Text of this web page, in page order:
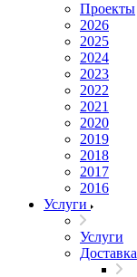
Проекты
2026
2025
2024
2023
2022
2021
2020
2019
2018
2017
2016
Услуги
Услуги
Доставка